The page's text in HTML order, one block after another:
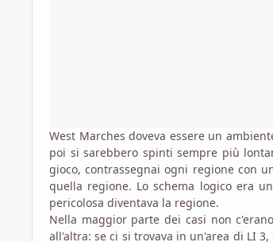
West Marches doveva essere un
poi si sarebbero spinti sempre più
gioco, contrassegnai ogni regione con
quella regione. Lo schema logico era
pericolosa diventava la regione.
Nella maggior parte dei casi non
all'altra: se ci si trovava in un'area di LI